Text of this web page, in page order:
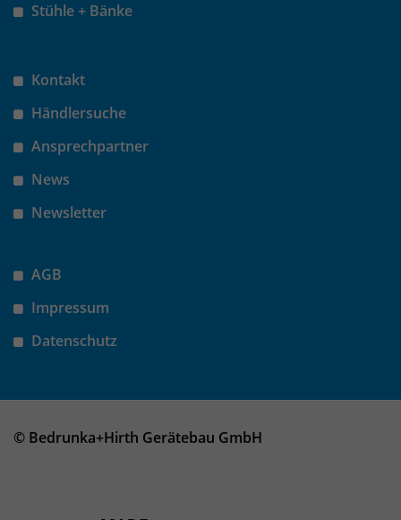
Stühle + Bänke
Kontakt
Händlersuche
Ansprechpartner
News
Newsletter
AGB
Impressum
Datenschutz
© Bedrunka+Hirth Gerätebau GmbH